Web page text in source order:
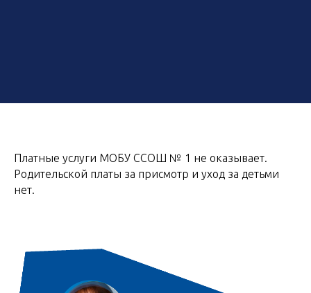
Платные услуги МОБУ ССОШ № 1 не оказывает.
Родительской платы за присмотр и уход за детьми
нет.